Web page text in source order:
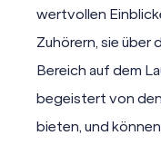
wertvollen
Zuhörern, sie über
Bereich auf dem
begeistert von
bieten, und